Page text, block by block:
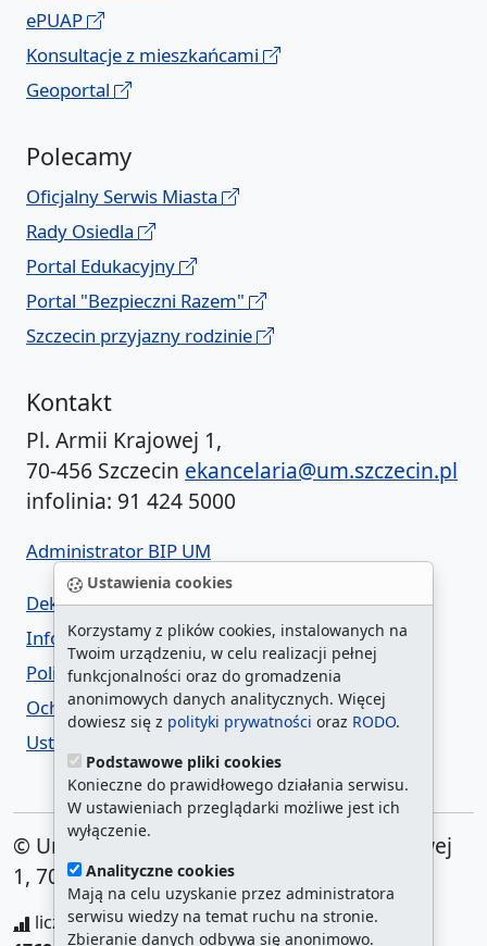
Ustawienia cookies
Korzystamy z plików cookies, instalowanych na
Twoim urządzeniu, w celu realizacji pełnej
funkcjonalności oraz do gromadzenia
anonimowych danych analitycznych. Więcej
dowiesz się z polityki prywatności oraz RODO.
Podstawowe pliki cookies
Konieczne do prawidłowego działania serwisu.
W ustawieniach przeglądarki możliwe jest ich
wyłączenie.
Analityczne cookies
Mają na celu uzyskanie przez administratora
serwisu wiedzy na temat ruchu na stronie.
Zbieranie danych odbywa się anonimowo.
ePUAP
Konsultacje z mieszkańcami
Geoportal
Polecamy
Oficjalny Serwis Miasta
Rady Osiedla
Portal Edukacyjny
Portal "Bezpieczni Razem"
Szczecin przyjazny rodzinie
Kontakt
Pl. Armii Krajowej 1,
70-456 Szczecin ekancelaria@um.szczecin.pl
infolinia: 91 424 5000
Administrator BIP UM
Deklaracja dostępności
Informacja o urzędzie w ETR
Polityka prywatności
Ochrona danych osobowych
Ustawienia cookies
© Urząd Miasta Szczecin. Plac Armii Krajowej
1, 70-456 Szczecin
liczba wyświetleń:208349529/ aktualna strona: